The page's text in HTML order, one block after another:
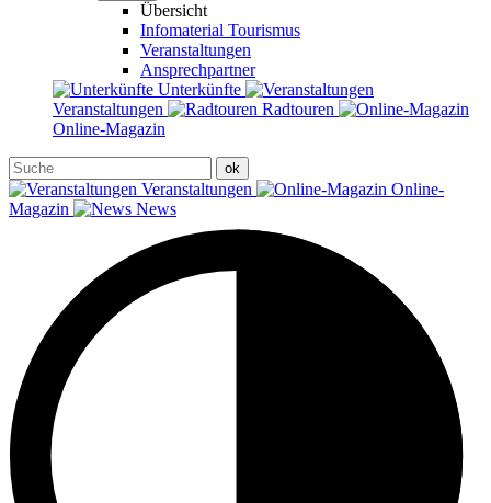
Übersicht
Infomaterial Tourismus
Veranstaltungen
Ansprechpartner
Unterkünfte
Veranstaltungen
Radtouren
Online-Magazin
Veranstaltungen
Online-
Magazin
News